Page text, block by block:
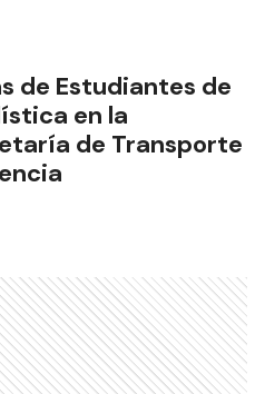
de Estudiantes de
en la
de Transporte